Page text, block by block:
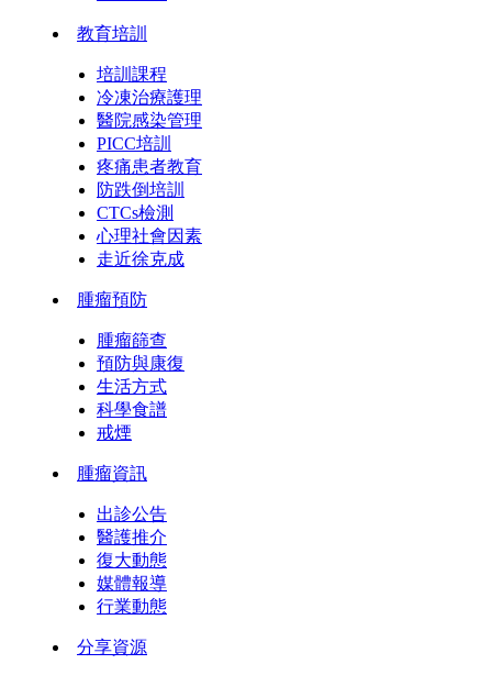
教育培訓
培訓課程
冷凍治療護理
醫院感染管理
PICC培訓
疼痛患者教育
防跌倒培訓
CTCs檢測
心理社會因素
走近徐克成
腫瘤預防
腫瘤篩查
預防與康復
生活方式
科學食譜
戒煙
腫瘤資訊
出診公告
醫護推介
復大動態
媒體報導
行業動態
分享資源